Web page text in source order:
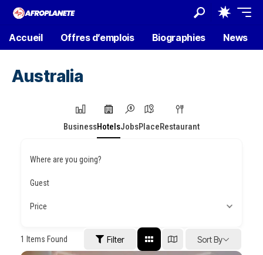
Accueil Offres d’emplois Biographies News
Australia
BusinessHotelsJobsPlaceRestaurant
Where are you going?
Guest
Price
1 Items Found Filter Sort By